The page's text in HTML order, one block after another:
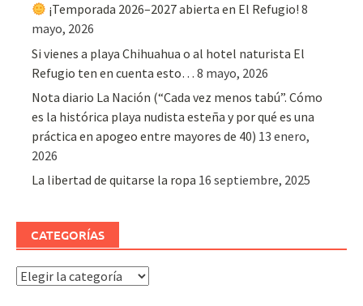
¡Temporada 2026–2027 abierta en El Refugio! 8
mayo, 2026
Si vienes a playa Chihuahua o al hotel naturista El
Refugio ten en cuenta esto… 8 mayo, 2026
Nota diario La Nación (“Cada vez menos tabú”. Cómo
es la histórica playa nudista esteña y por qué es una
práctica en apogeo entre mayores de 40) 13 enero,
2026
La libertad de quitarse la ropa 16 septiembre, 2025
CATEGORÍAS
Categorías